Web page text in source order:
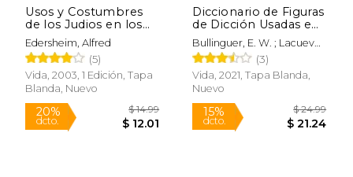
Usos y Costumbres
de los Judios en los
Tiempos de Cristo
Edersheim, Alfred
(5)
Vida, 2003, 1 Edición, Tapa
Blanda, Nuevo
Diccionario de Figuras
de Dicción Usadas en
la Biblia (Ed. Rústica)
Bullinguer, E. W. ; Lacueva,
Francisco
(3)
Vida, 2021, Tapa Blanda,
Nuevo